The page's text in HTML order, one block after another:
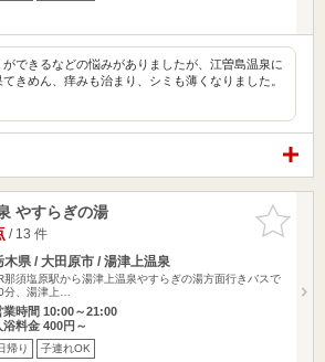
できるなどの悩みがありましたが、江曽島温泉に
てきめん、痒みも治まり、シミも薄くなりました。
お気に入
りに追加
やすらぎの湯
/ 13 件
木県 / 大田原市 / 湯津上温泉
那須塩原駅から湯津上温泉やすらぎの湯方面行きバスで
分、湯津上…
業時間 10:00～21:00
浴料金 400円～
帰り 子連れOK